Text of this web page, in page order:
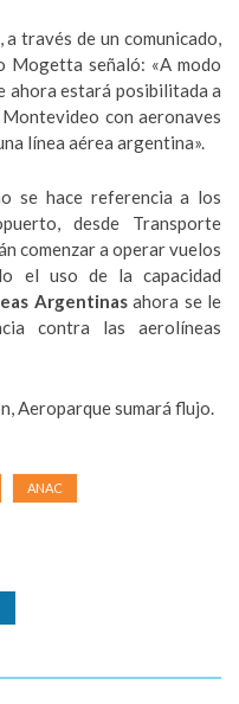
través de un comunicado,
Mogetta señaló: «A modo
ahora estará posibilitada a
con aeronaves
línea aérea argentina».
se hace referencia a los
desde Transporte
comenzar a operar vuelos
el uso de la capacidad
Argentinasahora se le
contra las aerolíneas
Aeroparque sumará flujo.
ANAC